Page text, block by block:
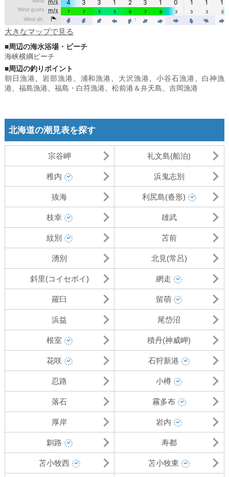
大きなマップで見る
■周辺の海水浴場・ビーチ
海峡横綱ビーチ
■周辺の釣りポイント
朝日漁港 、岩部漁港 浦和漁港 大沢漁港 、小谷石漁港
白神漁
港
福島漁港 福島・白符漁港 松前港＆弁天島 吉岡漁港
北海道の潮見表を探す
宗谷岬 礼文島(船泊)
稚内 浜鬼志別
抜海 利尻島(沓形)
枝幸 雄武
紋別 苫前
湧別 北見(常呂)
斜里(コイセボイ) 網走
羅臼 留萌
浜益 尾岱沼
根室 積丹(神威岬)
花咲 石狩新港
忍路 小樽
落石 霧多布
厚岸 岩内
釧路 寿都
苫小牧西 苫小牧東